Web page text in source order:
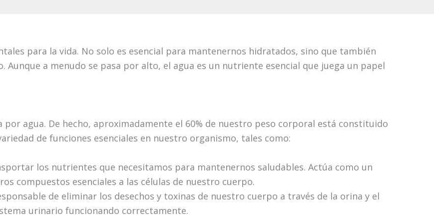
para la vida. No solo es esencial para mantenernos hidratados, sino que también
a menudo se pasa por alto, el agua es un nutriente esencial que juega un papel
agua. De hecho, aproximadamente el 60% de nuestro peso corporal está constituido
de funciones esenciales en nuestro organismo, tales como:
los nutrientes que necesitamos para mantenernos saludables. Actúa como un
compuestos esenciales a las células de nuestro cuerpo.
de eliminar los desechos y toxinas de nuestro cuerpo a través de la orina y el
urinario funcionando correctamente.